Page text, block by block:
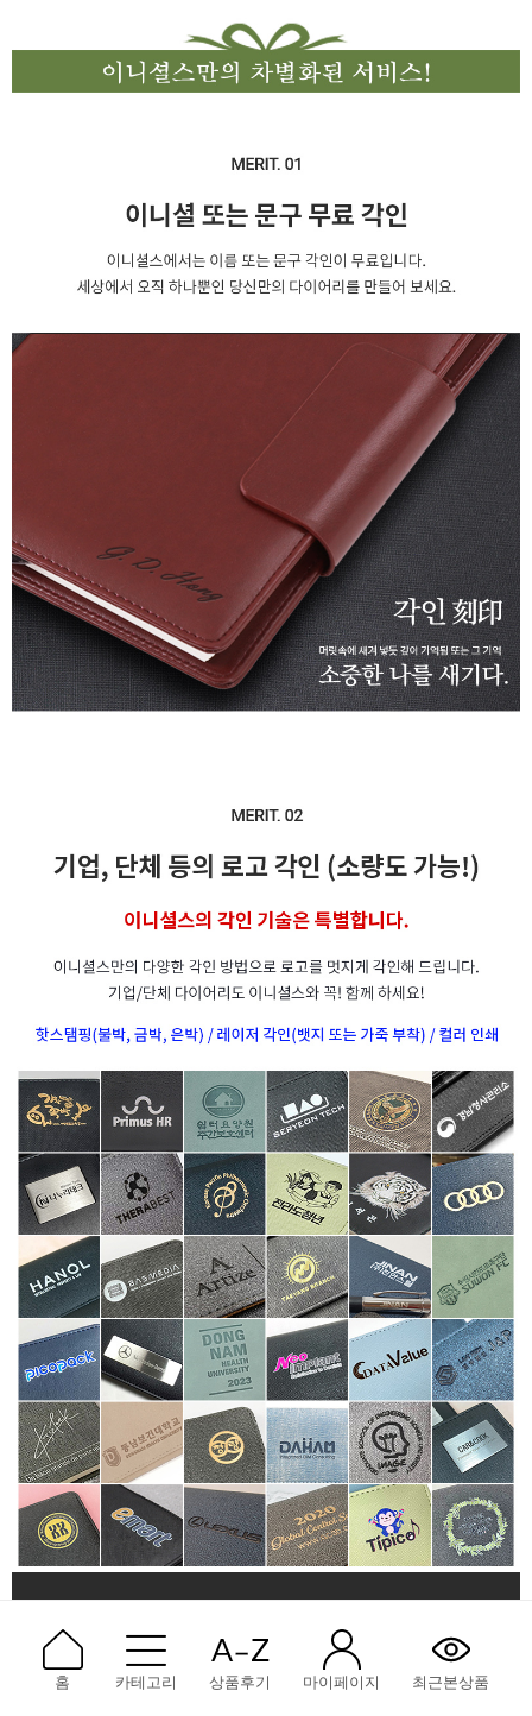
홈 카테고리 상품후기 마이페이지 최근본상품